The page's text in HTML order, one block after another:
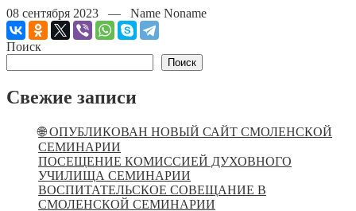
08 сентября 2023 — Name Noname
Поиск
Поиск
Свежие записи
🌐 ОПУБЛИКОВАН НОВЫЙ САЙТ СМОЛЕНСКОЙ
СЕМИНАРИИ
ПОСЕЩЕНИЕ КОМИССИЕЙ ДУХОВНОГО
УЧИЛИЩА СЕМИНАРИИ
ВОСПИТАТЕЛЬСКОЕ СОВЕЩАНИЕ В
СМОЛЕНСКОЙ СЕМИНАРИИ